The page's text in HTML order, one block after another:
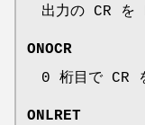
出力の CR を
ONOCR
0 桁目で CR
ONLRET